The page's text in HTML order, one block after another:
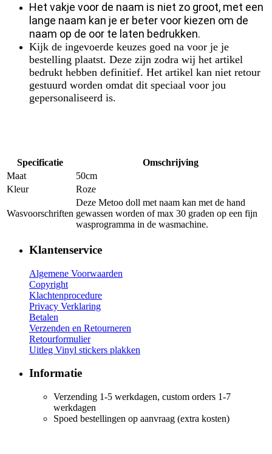
Het vakje voor de naam is niet zo groot, met een
lange naam kan je er beter voor kiezen om de
naam op de oor te laten bedrukken.
Kijk de ingevoerde keuzes goed na voor je je
bestelling plaatst. Deze zijn zodra wij het artikel
bedrukt hebben definitief. Het artikel kan niet retour
gestuurd worden omdat dit speciaal voor jou
gepersonaliseerd is.
Specificatie
Omschrijving
Maat
50cm
Kleur
Roze
Wasvoorschriften
Deze Metoo doll met naam kan met de hand
gewassen worden of max 30 graden op een fijn
wasprogramma in de wasmachine.
Klantenservice
Algemene Voorwaarden
Copyright
Klachtenprocedure
Privacy Verklaring
Betalen
Verzenden en Retourneren
Retourformulier
Uitleg Vinyl stickers plakken
Informatie
Verzending 1-5 werkdagen, custom orders 1-7
werkdagen
Spoed bestellingen op aanvraag (extra kosten)